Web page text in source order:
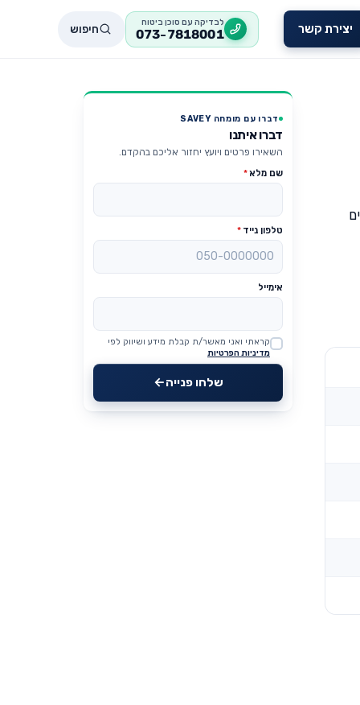
יצירת קשר לבדיקה עם סוכן ביטוח
073-7818001 חיפוש
דברו עם מומחה SAVEY
דברו איתנו
השאירו פרטים ויועץ יחזור אליכם בהקדם.
שם מלא*
טלפון נייד *
אימייל
Website
קראתי ואני מאשר/ת קבלת מידע ושיווק לפי
מדיניות הפרטיות
שלחו פנייה